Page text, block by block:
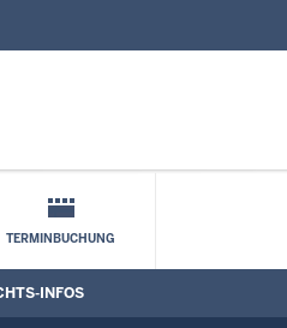
TERMINBUCHUNG
INFOS